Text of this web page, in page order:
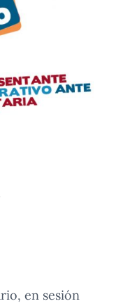
en sesión